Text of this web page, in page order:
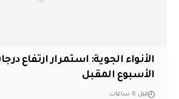
الأنواء الجوية: استمرار ارتفاع
الأسبوع المقبل
قبل 6 ساعات